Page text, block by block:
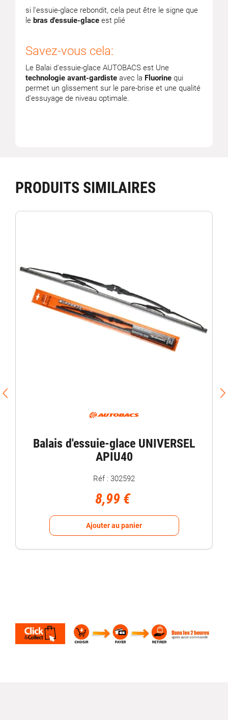
si l'essuie-glace rebondit, cela peut être le signe que
le bras d'essuie-glace est plié
Savez-vous cela:
Le Balai d'essuie-glace AUTOBACS est Une
technologie avant-gardiste avec la Fluorine qui
permet un glissement sur le pare-brise et une qualité
d'essuyage de niveau optimale.
PRODUITS SIMILAIRES
Balais d'essuie-glace UNIVERSEL
APIU40
Réf : 302592
8,99 €
Ajouter au panier